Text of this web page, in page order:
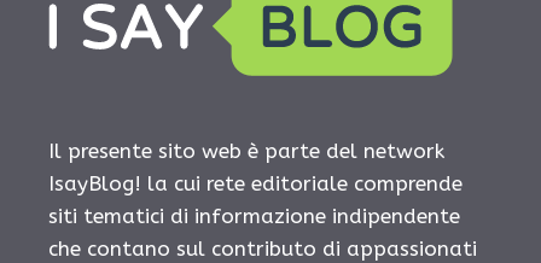
Il presente sito web è parte del network
IsayBlog! la cui rete editoriale comprende
siti tematici di informazione indipendente
che contano sul contributo di appassionati